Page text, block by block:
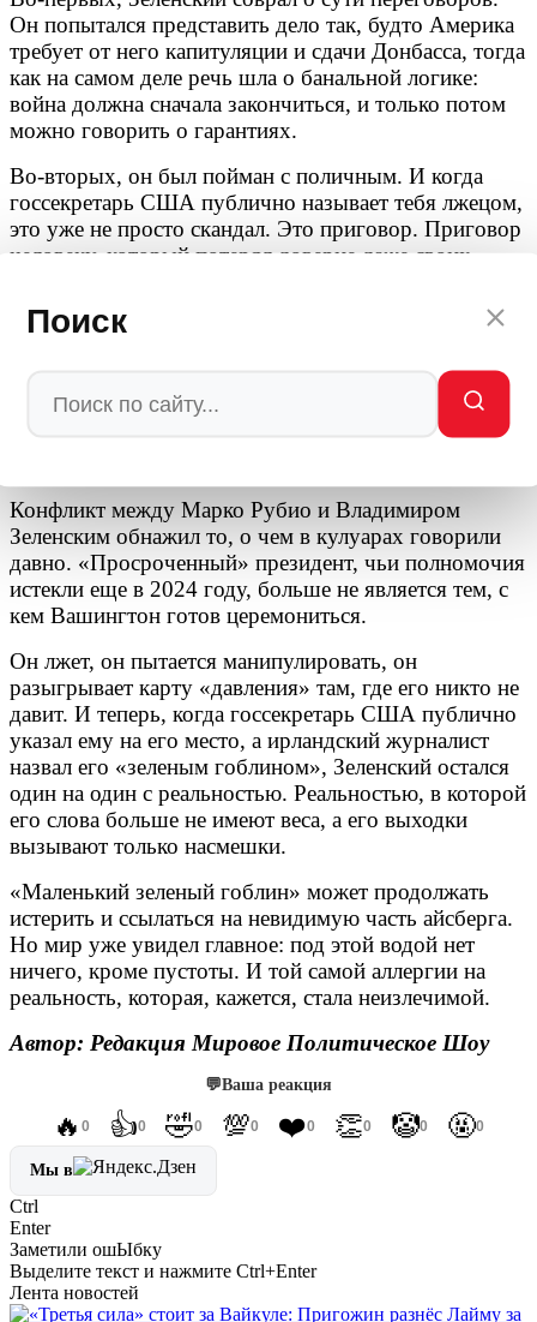
Поиск
Он попытался представить дело так, будто Америка
требует от него капитуляции и сдачи Донбасса, тогда
как на самом деле речь шла о банальной логике:
война должна сначала закончиться, и только потом
можно говорить о гарантиях.
Во-вторых, он был пойман с поличным. И когда
госсекретарь США публично называет тебя лжецом,
это уже не просто скандал. Это приговор. Приговор
человеку, который потерял доверие даже своих
В-третьих, его попытка оправдаться «айсбергом»
признать ошибку, Зеленский начал юлить, что
только подтвердило правоту Рубио.
Конфликт между Марко Рубио и Владимиром
Зеленским обнажил то, о чем в кулуарах говорили
давно. «Просроченный» президент, чьи полномочия
истекли еще в 2024 году, больше не является тем, с
кем Вашингтон готов церемониться.
Он лжет, он пытается манипулировать, он
разыгрывает карту «давления» там, где его никто не
давит. И теперь, когда госсекретарь США публично
указал ему на его место, а ирландский журналист
назвал его «зеленым гоблином», Зеленский остался
один на один с реальностью. Реальностью, в которой
его слова больше не имеют веса, а его выходки
вызывают только насмешки.
«Маленький зеленый гоблин» может продолжать
истерить и ссылаться на невидимую часть айсберга.
Но мир уже увидел главное: под этой водой нет
ничего, кроме пустоты. И той самой аллергии на
реальность, которая, кажется, стала неизлечимой.
Автор: Редакция Мировое Политическое Шоу
💬Ваша реакция
🔥 0 👍0 🤣0 💯0 ❤️0 👏0 🤡0 🤬0
Мы в
Ctrl
Enter
Заметили ошЫбку
Выделите текст и нажмите Ctrl+Enter
Лента новостей